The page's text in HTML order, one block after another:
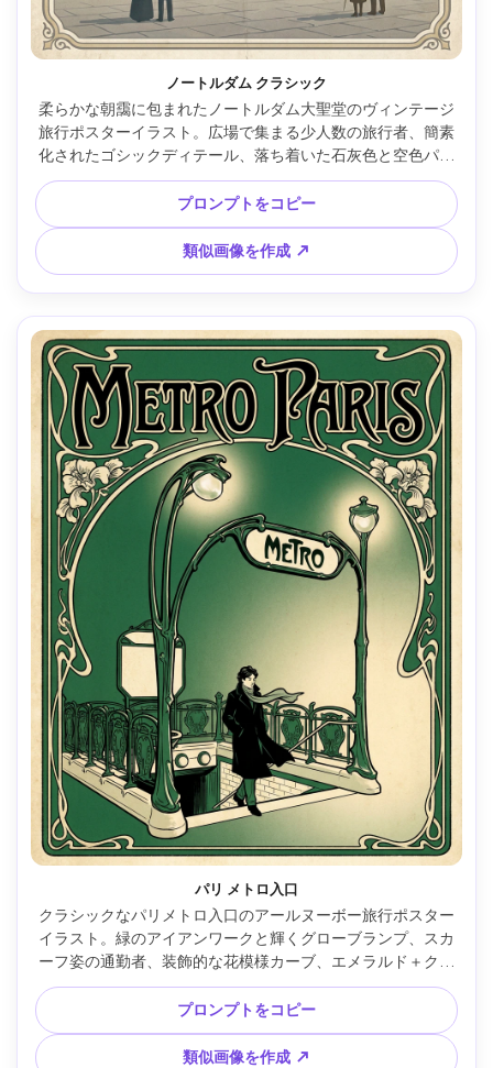
ノートルダム クラシック
柔らかな朝靄に包まれたノートルダム大聖堂のヴィンテージ
旅行ポスターイラスト。広場で集まる少人数の旅行者、簡素
化されたゴシックディテール、落ち着いた石灰色と空色パレ
ット、リトグラフ粒子と紙質感、クラシックなセリフ
「NOTRE-DAME DE PARIS」とエンブレム、小さな印章、エ
レガントなバランスフレーミング、85mmレンズ、浅い被写
界深度 --ar 4:5
プロンプトをコピー
類似画像を作成 ↗
パリ メトロ入口
クラシックなパリメトロ入口のアールヌーボー旅行ポスター
イラスト。緑のアイアンワークと輝くグローブランプ、スカ
ーフ姿の通勤者、装飾的な花模様カーブ、エメラルド＋クリ
ーム＋黒のパレット、装飾書体「METRO PARIS」、シャープ
な縁取りと紙目、ポスターボーダー、柔らかなシネマティッ
ク照明 --ar 4:5
プロンプトをコピー
類似画像を作成 ↗